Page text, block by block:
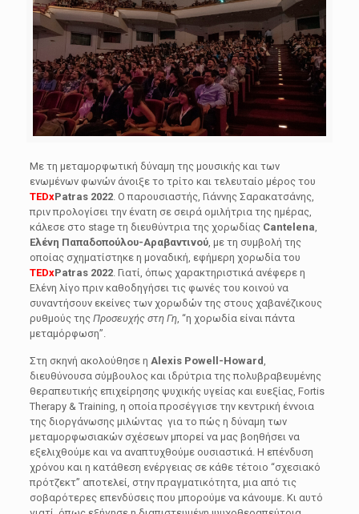
Με τη μεταμορφωτική δύναμη της μουσικής και των
ενωμένων φωνών άνοιξε το τρίτο και τελευταίο μέρος του
TEDxPatras 2022. Ο παρουσιαστής, Γιάννης Σαρακατσάνης,
πριν προλογίσει την ένατη σε σειρά ομιλήτρια της ημέρας,
κάλεσε στο stage τη διευθύντρια της χορωδίας Cantelena
Ελένη Παπαδοπούλου-Αραβαντινού, με τη συμβολή της
οποίας σχηματίστηκε η μοναδική, εφήμερη χορωδία του
TEDxPatras 2022. Γιατί, όπως χαρακτηριστικά ανέφερε η
Ελένη λίγο πριν καθοδηγήσει τις φωνές του κοινού να
συναντήσουν εκείνες των χορωδών της στους χαβανέζικους
ρυθμούς της Προσευχής στη Γη, “η χορωδία είναι πάντα
μεταμόρφωση”.
Στη σκηνή ακολούθησε η Alexis Powell-Howard
διευθύνουσα σύμβουλος και ιδρύτρια της πολυβραβευμένης
θεραπευτικής επιχείρησης ψυχικής υγείας και ευεξίας, Fortis
Therapy & Training, η οποία προσέγγισε την κεντρική έννοια
της διοργάνωσης μιλώντας για το πώς η δύναμη των
μεταμορφωσιακών σχέσεων μπορεί να μας βοηθήσει να
εξελιχθούμε και να αναπτυχθούμε ουσιαστικά. Η επένδυση
χρόνου και η κατάθεση ενέργειας σε κάθε τέτοιο “σχεσιακό
πρότζεκτ” αποτελεί, στην πραγματικότητα, μια από τις
σοβαρότερες επενδύσεις που μπορούμε να κάνουμε. Κι αυτό